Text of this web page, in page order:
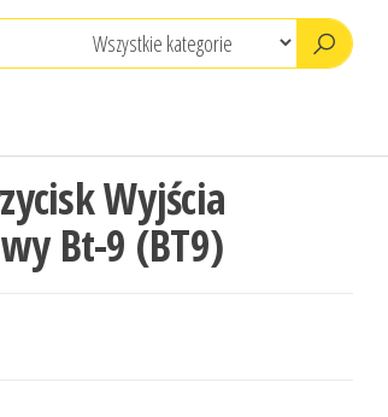
Wyjścia
Bt-9 (BT9)